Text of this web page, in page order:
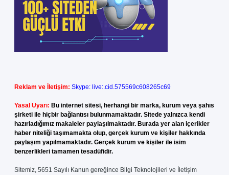
Reklam ve İletişim: Skype: live:.cid.575569c608265c69
Yasal Uyarı: Bu internet sitesi, herhangi bir marka, kurum veya şahıs
şirketi ile hiçbir bağlantısı bulunmamaktadır. Sitede yalnızca kendi
hazırladığımız makaleler paylaşılmaktadır. Burada yer alan içerikler
haber niteliği taşımamakta olup, gerçek kurum ve kişiler hakkında
paylaşım yapılmamaktadır. Gerçek kurum ve kişiler ile isim
benzerlikleri tamamen tesadüfidir.
Sitemiz, 5651 Sayılı Kanun gereğince Bilgi Teknolojileri ve İletişim